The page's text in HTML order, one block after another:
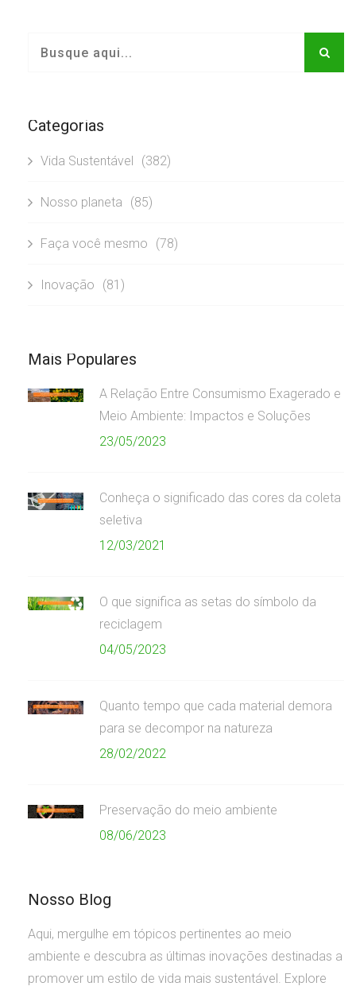
Categorias
Vida Sustentável (382)
Nosso planeta (85)
Faça você mesmo (78)
Inovação (81)
Mais Populares
A Relação Entre Consumismo Exagerado e
Meio Ambiente: Impactos e Soluções
23/05/2023
Conheça o significado das cores da coleta
seletiva
12/03/2021
O que significa as setas do símbolo da
reciclagem
04/05/2023
Quanto tempo que cada material demora
para se decompor na natureza
28/02/2022
Preservação do meio ambiente
08/06/2023
Nosso Blog
Aqui, mergulhe em tópicos pertinentes ao meio
ambiente e descubra as últimas inovações destinadas a
promover um estilo de vida mais sustentável. Explore